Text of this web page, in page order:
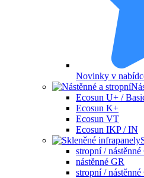
Novinky v
Ecosun U+ /
Ecosun K+
Ecosun VT
Ecosun IKP / IN
stropní / nástěnné
nástěnné GR
stropní / nástěnné